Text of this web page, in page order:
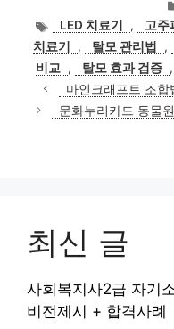
태
그
LED 치료기 , 고주
치료기
, 탈모 관리법 ,
비교
, 탈모 효과 검증 ,
마인크래프트 조
문화누리카드 동물
최신 글
사회복지사2급 자기
비전제시 + 합격사례